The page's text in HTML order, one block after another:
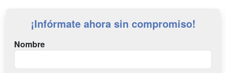
¡Infórmate ahora sin compromiso!
Nombre